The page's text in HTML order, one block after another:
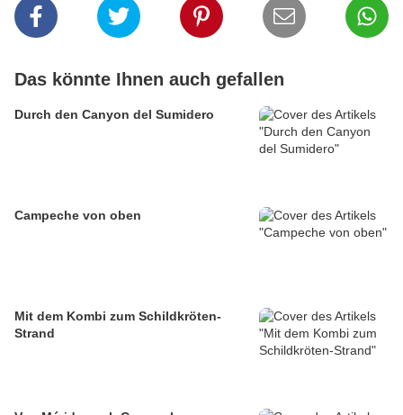
Das könnte Ihnen auch gefallen
Durch den Canyon del Sumidero
Campeche von oben
Mit dem Kombi zum Schildkröten-
Strand